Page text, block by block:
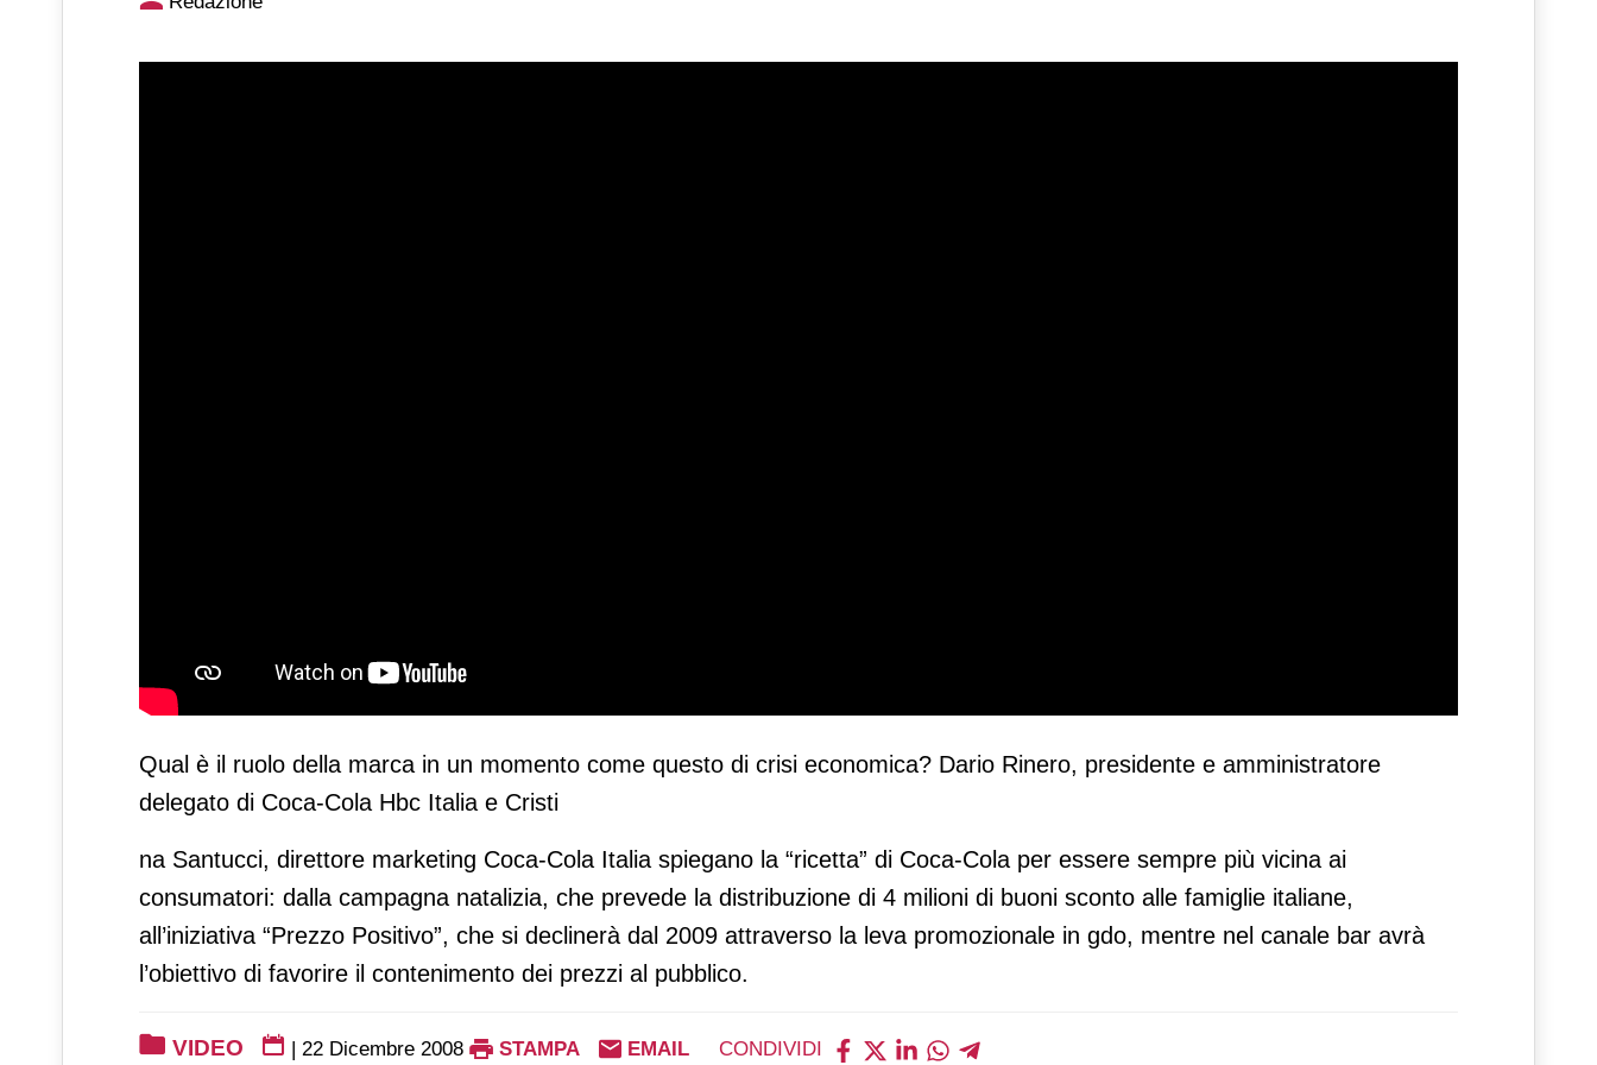
Qual è il ruolo della marca in un momento come questo di crisi economica? Dario Rinero, presidente e amministratore
delegato di Coca-Cola Hbc Italia e Cristi
na Santucci, direttore marketing Coca-Cola Italia spiegano la “ricetta” di Coca-Cola per essere sempre più vicina ai
consumatori: dalla campagna natalizia, che prevede la distribuzione di 4 milioni di buoni sconto alle famiglie italiane,
all’iniziativa “Prezzo Positivo”, che si declinerà dal 2009 attraverso la leva promozionale in gdo, mentre nel canale bar avrà
l’obiettivo di favorire il contenimento dei prezzi al pubblico.
VIDEO | 22 Dicembre 2008 STAMPA EMAIL CONDIVIDI